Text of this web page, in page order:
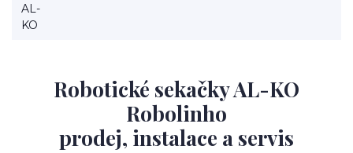
Robotické sekačky AL-KO
Robolinho
prodej, instalace a servis